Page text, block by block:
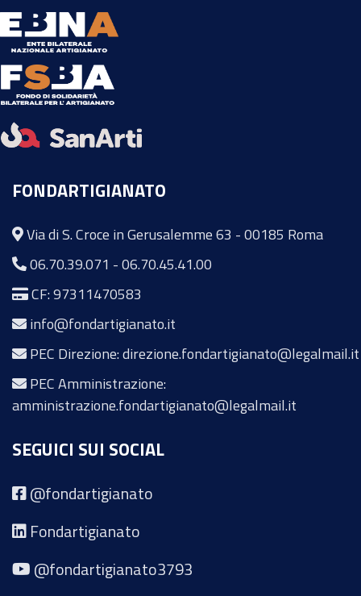
FONDARTIGIANATO
Via di S. Croce in Gerusalemme 63 - 00185 Roma
06.70.39.071 -06.70.45.41.00
CF: 97311470583
info@fondartigianato.it
PEC Direzione: direzione.fondartigianato@legalmail.it
PEC Amministrazione:
amministrazione.fondartigianato@legalmail.it
SEGUICI SUI SOCIAL
@fondartigianato
Fondartigianato
@fondartigianato3793